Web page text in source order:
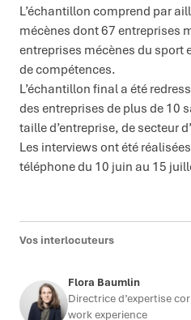
L’échantillon comprend par
mécènes dont 67 entreprises
entreprises mécènes du sport
de compétences.
L’échantillon final a été
des entreprises de plus de 10
taille d’entreprise, de secteur
Les interviews ont été
téléphone du 10 juin au 15
Vos interlocuteurs
Flora Baumlin
Directrice d’expertise
work experience